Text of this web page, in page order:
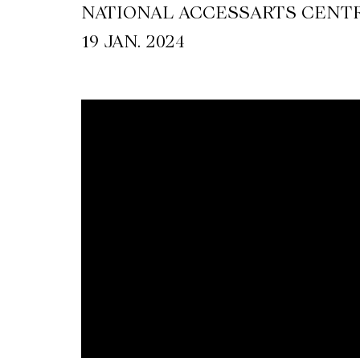
NATIONAL ACCESSARTS
19 JAN. 2024